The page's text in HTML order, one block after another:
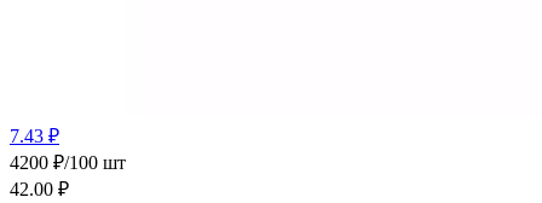
7.43 ₽
4200 ₽/100 шт
42.00 ₽